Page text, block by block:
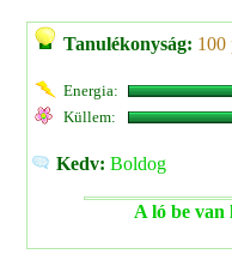
Tanulékonyság: 100
Energia:
Küllem:
Kedv: Boldog
A ló be van